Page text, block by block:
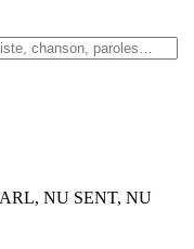
NU SENT, NU